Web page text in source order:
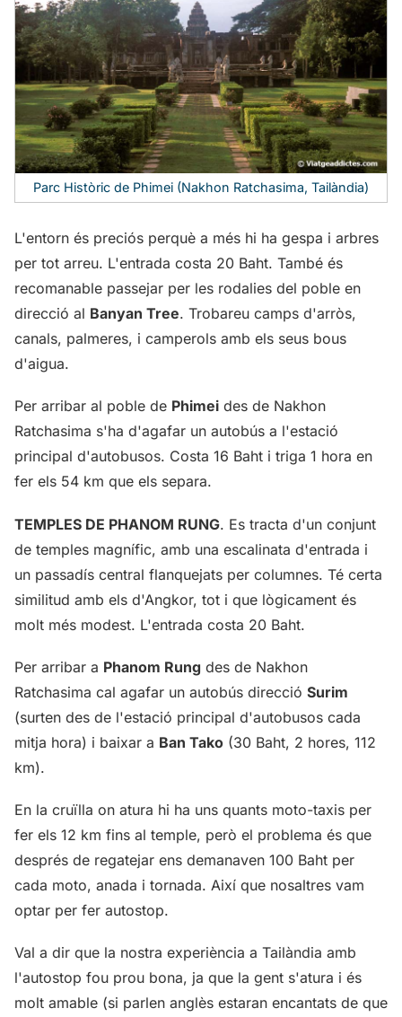
Parc Històric de Phimei (Nakhon Ratchasima, Tailàndia)
L'entorn és preciós perquè a més hi ha gespa i arbres
per tot arreu. L'entrada costa 20 Baht. També és
recomanable passejar per les rodalies del poble en
direcció al Banyan Tree. Trobareu camps d'arròs,
canals, palmeres, i camperols amb els seus bous
d'aigua.
Per arribar al poble de Phimei des de Nakhon
Ratchasima s'ha d'agafar un autobús a l'estació
principal d'autobusos. Costa 16 Baht i triga 1 hora en
fer els 54 km que els separa.
TEMPLES DE PHANOM RUNG. Es tracta d'un conjunt
de temples magnífic, amb una escalinata d'entrada i
un passadís central flanquejats per columnes. Té certa
similitud amb els d'Angkor, tot i que lògicament és
molt més modest. L'entrada costa 20 Baht.
Per arribar a Phanom Rung des de Nakhon
Ratchasima cal agafar un autobús direcció Surim
(surten des de l'estació principal d'autobusos cada
mitja hora) i baixar a Ban Tako (30 Baht, 2 hores, 112
km).
En la cruïlla on atura hi ha uns quants moto-taxis per
fer els 12 km fins al temple, però el problema és que
després de regatejar ens demanaven 100 Baht per
cada moto, anada i tornada. Així que nosaltres vam
optar per fer autostop.
Val a dir que la nostra experiència a Tailàndia amb
l'autostop fou prou bona, ja que la gent s'atura i és
molt amable (si parlen anglès estaran encantats de que